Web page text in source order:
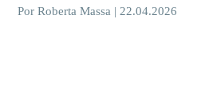
Por Roberta Massa | 22.04.2026